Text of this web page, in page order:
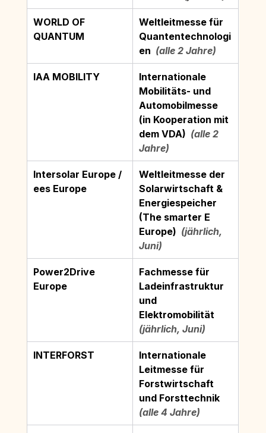
WORLD OF
QUANTUM
Weltleitmesse für
Quantentechnologi
en (alle 2 Jahre)
IAA MOBILITY
Internationale
Mobilitäts- und
Automobilmesse
(in Kooperation mit
dem VDA) (alle 2
Jahre)
Intersolar Europe /
ees Europe
Weltleitmesse der
Solarwirtschaft &
Energiespeicher
(The smarter E
Europe) (jährlich,
Juni)
Power2Drive
Europe
Fachmesse für
Ladeinfrastruktur
und
Elektromobilität
(jährlich, Juni)
INTERFORST
Internationale
Leitmesse für
Forstwirtschaft
und Forsttechnik
(alle 4 Jahre)